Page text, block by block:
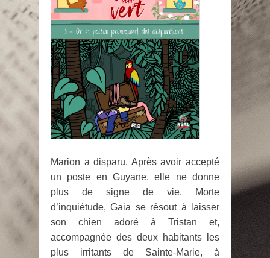
Marion a disparu. Après avoir accepté
un poste en Guyane, elle ne donne
plus de signe de vie. Morte
d’inquiétude, Gaia se résout à laisser
son chien adoré à Tristan et,
accompagnée des deux habitants les
plus irritants de Sainte-Marie, à